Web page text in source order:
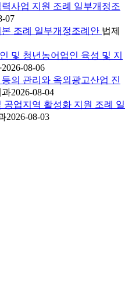
사업 지원 조례 일부개정조
07
조례 일부개정조례안 법제
및 청년농어업인 육성 및 지
2026-08-06
의 관리와 옥외광고산업 진
과2026-08-04
공업지역 활성화 지원 조례 일
2026-08-03